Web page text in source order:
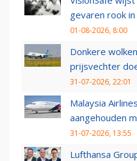
gevaren rook
01-08-2026, 8:00
Donkere
prijsvechter
31-07-2026, 22:01
Malaysia
aangehouden
31-07-2026, 13:55
Lufthansa